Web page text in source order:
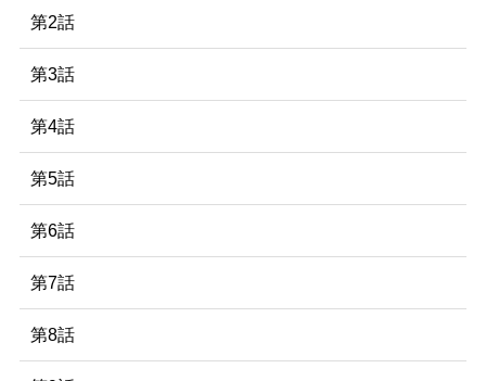
第2話
第3話
第4話
第5話
第6話
第7話
第8話